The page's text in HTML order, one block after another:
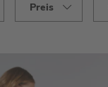
Preis